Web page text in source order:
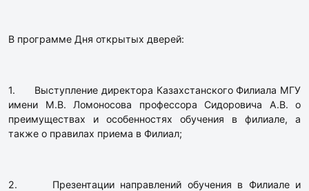
В программе Дня открытых дверей:
1. Выступление директора Казахстанского Филиала МГУ
имени М.В. Ломоносова профессора Сидоровича А.В. о
преимуществах и особенностях обучения в филиале, а
также о правилах приема в Филиал;
2. Презентации направлений обучения в Филиале и